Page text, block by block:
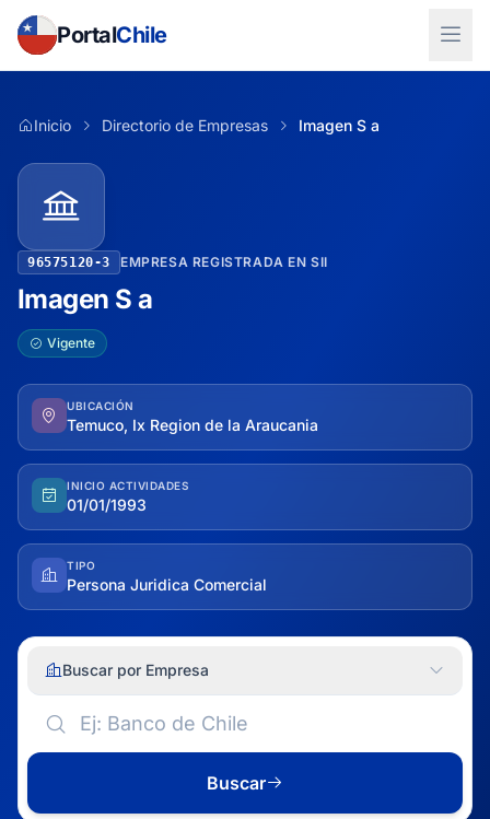
PortalChile
Inicio Directorio de Empresas Imagen S a
96575120-3 EMPRESA REGISTRADA EN SII
Imagen S a
Vigente
UBICACIÓN
Temuco, Ix Region de la Araucania
INICIO ACTIVIDADES
01/01/1993
TIPO
Persona Juridica Comercial
Buscar por Empresa
Buscar